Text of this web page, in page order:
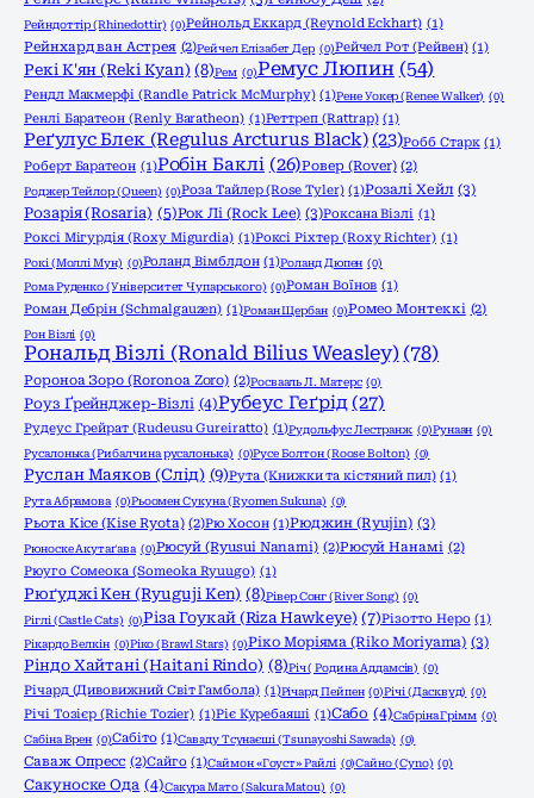
Рейндоттір (Rhinedottir) (0)Рейнольд Еккард (Reynold Eckhart) (1)
Рейнхард ван Астрея (2)Рейчел Елізабет Дер (0)Рейчел Рот (Рейвен) (1)
Рекі К'ян (Reki Kyan) (8)Рем (0)Ремус Люпин (54)
Рендл Макмерфі (Randle Patrick McMurphy) (1)Рене Уокер (Renee Walker) (0)
Ренлі Баратеон (Renly Baratheon) (1)Реттреп (Rattrap) (1)
Реґулус Блек (Regulus Arcturus Black) (23)Робб Старк (1)
Роберт Баратеон (1)Робін Баклі (26)Ровер (Rover) (2)
Роджер Тейлор (Queen) (0)Роза Тайлер (Rose Tyler) (1)Розалі Хейл (3)
Розарія (Rosaria) (5)Рок Лі (Rock Lee) (3)Роксана Візлі (1)
Роксі Мігурдія (Roxy Migurdia) (1)Роксі Ріхтер (Roxy Richter) (1)
Рокі (Моллі Мун) (0)Роланд Вімблдон (1)Роланд Дюпен (0)
Рома Руденко (Університет Чупарського) (0)Роман Воїнов (1)
Роман Дебрін (Schmalgauzen) (1)Роман Щербан (0)Ромео Монтеккі (2)
Рон Візлі (0)
Рональд Візлі (Ronald Bilius Weasley) (78)
Ророноа Зоро (Roronoa Zoro) (2)Росвааль Л. Матерс (0)
Роуз Ґрейнджер-Візлі (4)Рубеус Геґрід (27)
Рудеус Грейрат (Rudeusu Gureiratto) (1)Рудольфус Лестранж (0)Рунаан (0)
Русалонька (Рибалчина русалонька) (0)Русе Болтон (Roose Bolton) (0)
Руслан Маяков (Слід) (9)Рута (Книжки та кістяний пил) (1)
Рута Абрамова (0)Рьоомен Сукуна (Ryomen Sukuna) (0)
Рьота Кісе (Kise Ryota) (2)Рю Хосон (1)Рюджин (Ryujin) (3)
Рюноске Акутаґава (0)Рюсуй (Ryusui Nanami) (2)Рюсуй Нанамі (2)
Рюуго Сомеока (Someoka Ryuugo) (1)
Рюґуджі Кен (Ryuguji Ken) (8)Рівер Сонг (River Song) (0)
Ріглі (Castle Cats) (0)Різа Гоукай (Riza Hawkeye) (7)Різотто Неро (1)
Рікардо Велкін (0)Ріко (Brawl Stars) (0)Ріко Моріяма (Riko Moriyama) (3)
Ріндо Хайтані (Haitani Rindo) (8)Річ ( Родина Аддамсів) (0)
Річард (Дивовижний Світ Гамбола) (1)Річард Пейпен (0)Річі (Дасквуд) (0)
Річі Тозієр (Richie Tozier) (1)Ріє Куребаяші (1)Сабо (4)Сабріна Грімм (0)
Сабіна Врен (0)Сабіто (1)Саваду Тсунаєші (Tsunayoshi Sawada) (0)
Саваж Опресс (2)Сайго (1)Саймон «Гоуст» Райлі (0)Сайно (Cyno) (0)
Сакуноске Ода (4)Сакура Мато (Sakura Matou) (0)